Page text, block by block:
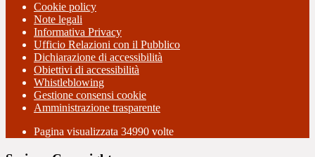
Cookie policy
Note legali
Informativa Privacy
Ufficio Relazioni con il Pubblico
Dichiarazione di accessibilità
Obiettivi di accessibilità
Whistleblowing
Gestione consensi cookie
Amministrazione trasparente
Pagina visualizzata 34990 volte